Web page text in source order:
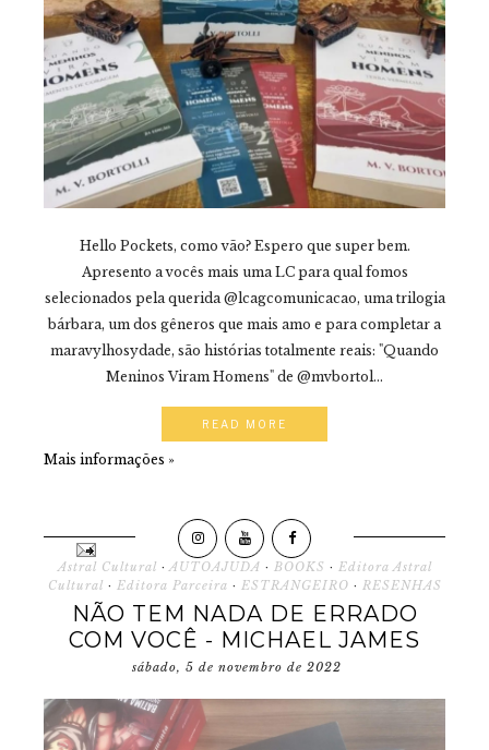
Hello Pockets, como vão? Espero que super bem.
Apresento a vocês mais uma LC para qual fomos
selecionados pela querida @lcagcomunicacao, uma trilogia
bárbara, um dos gêneros que mais amo e para completar a
maravylhosydade, são histórias totalmente reais: "Quando
Meninos Viram Homens" de @mvbortol...
READ MORE
Mais informações »
Astral Cultural ·AUTOAJUDA · BOOKS · Editora Astral
Cultural · Editora Parceira · ESTRANGEIRO · RESENHAS
NÃO TEM NADA DE ERRADO
COM VOCÊ - MICHAEL JAMES
sábado, 5 de novembro de 2022